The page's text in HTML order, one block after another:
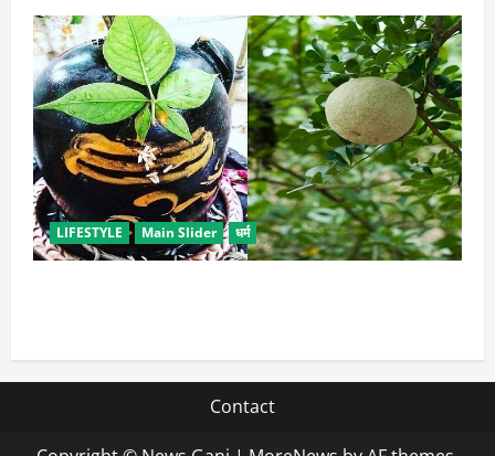
LIFESTYLE Main Slider धर्म
Contact